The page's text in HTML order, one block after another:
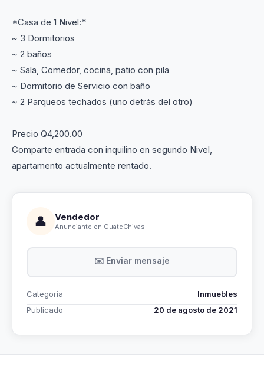
*Casa de 1 Nivel:*
~ 3 Dormitorios
~ 2 baños
~ Sala, Comedor, cocina, patio con pila
~ Dormitorio de Servicio con baño
~ 2 Parqueos techados (uno detrás del otro)
Precio Q4,200.00
Comparte entrada con inquilino en segundo Nivel,
apartamento actualmente rentado.
👤 Vendedor
Anunciante en GuateChivas
✉️ Enviar mensaje
Categoría
Inmuebles
Publicado
20 de agosto de 2021